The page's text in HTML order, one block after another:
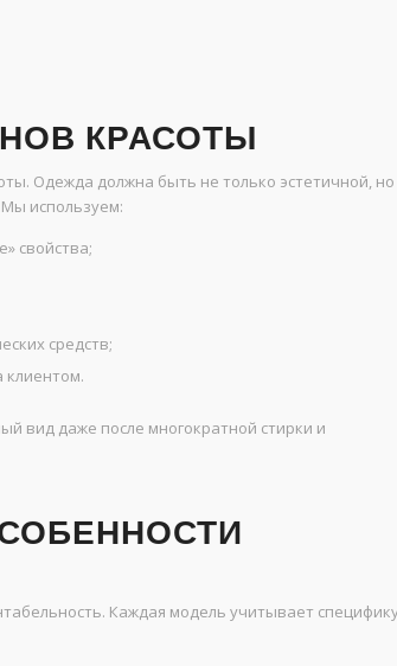
КРАСОТЫ
Одежда должна быть не только эстетичной, но
используем:
свойства;
средств;
вид даже после многократной стирки и
Каждая модель учитывает